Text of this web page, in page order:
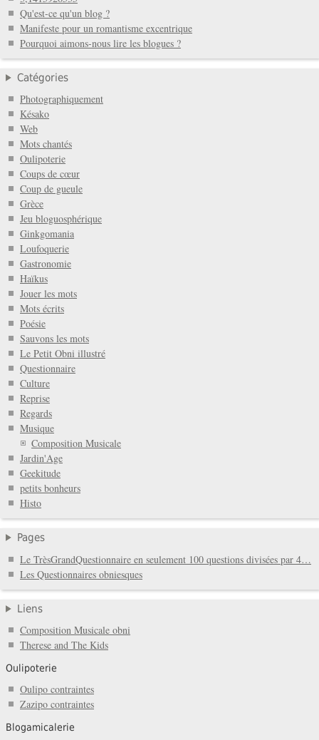
Qu'est-ce qu'un blog ?
Manifeste pour un romantisme excentrique
Pourquoi aimons-nous lire les blogues ?
Catégories
Photographiquement
Késako
Web
Mots chantés
Oulipoterie
Coups de cœur
Coup de gueule
Grèce
Jeu bloguosphérique
Ginkgomania
Loufoquerie
Gastronomie
Haïkus
Jouer les mots
Mots écrits
Poésie
Sauvons les mots
Le Petit Obni illustré
Questionnaire
Culture
Reprise
Regards
Musique
Composition Musicale
Jardin'Age
Geekitude
petits bonheurs
Histo
Pages
Le TrèsGrandQuestionnaire en seulement 100 questions divisées par 4…
Les Questionnaires obniesques
Liens
Composition Musicale obni
Therese and The Kids
Oulipoterie
Oulipo contraintes
Zazipo contraintes
Blogamicalerie